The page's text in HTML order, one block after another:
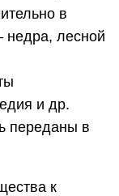
в
недра, лесной
и др.
переданы в
к